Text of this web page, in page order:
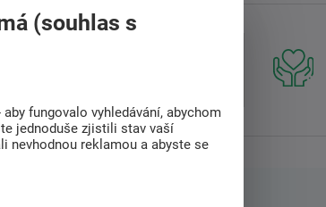
(souhlas s
fungovalo vyhledávání, abychom
jednoduše zjistili stav vaší
nevhodnou reklamou a abyste se